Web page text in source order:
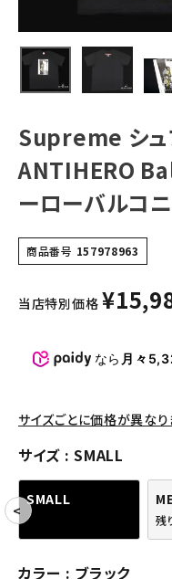
Tシャツ・ロングスリー
ジャケット・アウター
キャップ・ハット
バックパック・リュック
その他バッグ類
パンツ・ショーツ
アクセサリー
COLLABORATION BRAND
SEASON
CONTENTS
Supreme シュ
ANTIHERO
ーローバルコ
商品番号 157978963
当店特別価格 ¥
なら 月々
サイズごとに価格が異なり
サイズ SMALL
SMALL
残
カラー ブラック